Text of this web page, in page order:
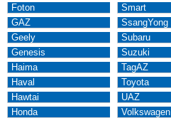
Foton
GAZ
Geely
Genesis
Haima
Haval
Hawtai
Honda
Smart
SsangYong
Subaru
Suzuki
TagAZ
Toyota
UAZ
Volkswagen